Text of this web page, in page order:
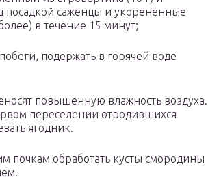
саженцы и укорененные
в течение 15 минут;
подержать в горячей воде
повышенную влажность воздуха.
переселении отродившихся
ягодник.
почкам обработать кусты смородины